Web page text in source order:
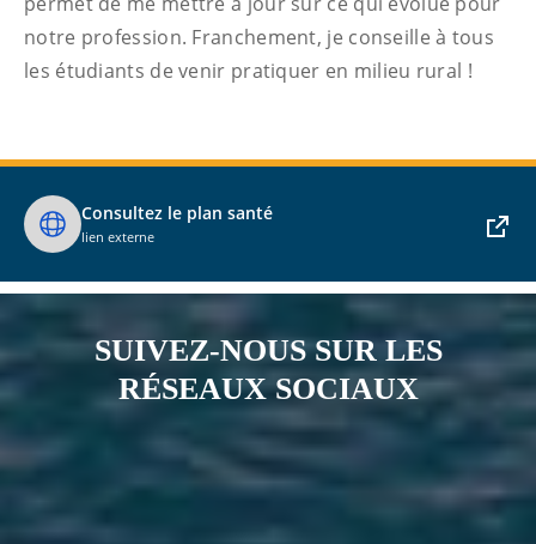
notre profession. Franchement, je conseille à tous
les étudiants de venir pratiquer en milieu rural !
Consultez le plan santé
lien externe
SUIVEZ-NOUS SUR LES
RÉSEAUX SOCIAUX
Notre page Instagram
Notre page Facebook
Notre page XNotre page Tiktok
Notre page